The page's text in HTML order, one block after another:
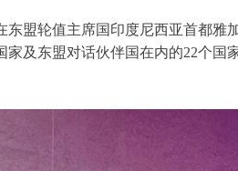
东盟轮值主席国印度尼西亚首都
家及东盟对话伙伴国在内的22个国